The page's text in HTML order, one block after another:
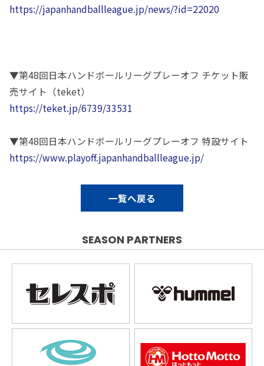
https://japanhandballleague.jp/news/?id=22020
▼第48回日本ハンドボールリーグプレーオフ チケット販
売サイト（teket）
https://teket.jp/6739/33531
▼第48回日本ハンドボールリーグプレーオフ 特設サイト
https://www.playoff.japanhandballleague.jp/
一覧へ戻る
SEASON PARTNERS